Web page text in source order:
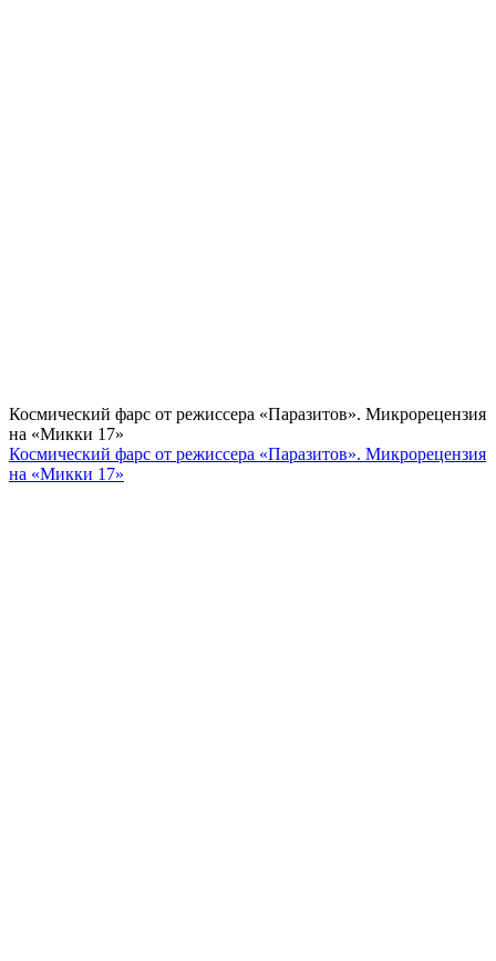
Космический фарс от режиссера «Паразитов». Микрорецензия
на «Микки 17»
Космический фарс от режиссера «Паразитов». Микрорецензия
на «Микки 17»